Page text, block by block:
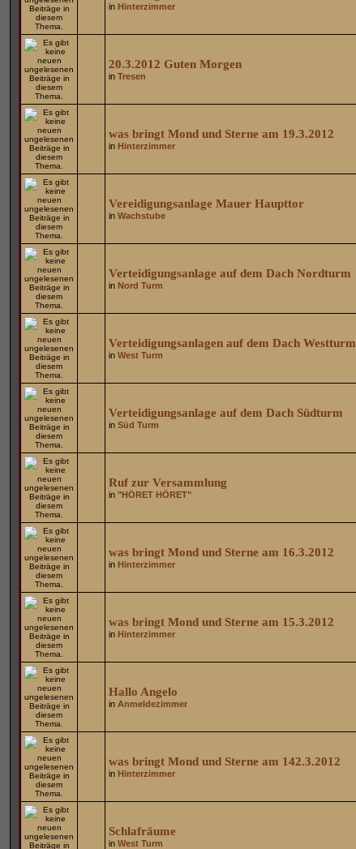
inHinterzimmer
20.3.2012 Guten Morgen
inTresen
was bringt Mond und Sterne am 19.3.2012
inHinterzimmer
Vereidigungsanlage Mauer Haupttor
inWachstube
Verteidigungsanlage auf dem Dach Nordturm
inNord Turm
Verteidigungsanlagen auf dem Dach Westturm
inWest Turm
Verteidigungsanlage auf dem Dach Südturm
inSüd Turm
Ruf zur Versammlung
in"HÖRET HÖRET"
was bringt Mond und Sterne am 16.3.2012
inHinterzimmer
was bringt Mond und Sterne am 15.3.2012
inHinterzimmer
Hallo Angelo
in Anmeldezimmer
was bringt Mond und Sterne am 142.3.2012
inHinterzimmer
Schlafräume
inWest Turm